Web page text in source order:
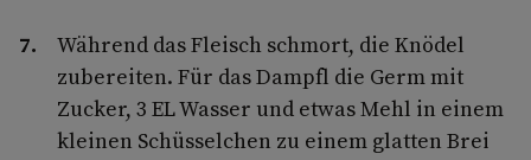
Während das Fleisch schmort, die Knödel
zubereiten. Für das Dampfl die Germ mit
Zucker, 3 EL Wasser und etwas Mehl in einem
kleinen Schüsselchen zu einem glatten Brei